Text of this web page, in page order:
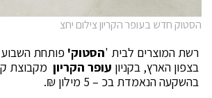
הסטוק חדש בעופר הקריון צילום יחצ
רשת המוצרים לבית 'הסטוק' פותחת
בצפון הארץ, בקניון עופר הקריון מקבוצת
בהשקעה הנאמדת בכ – 5 מילון ₪.